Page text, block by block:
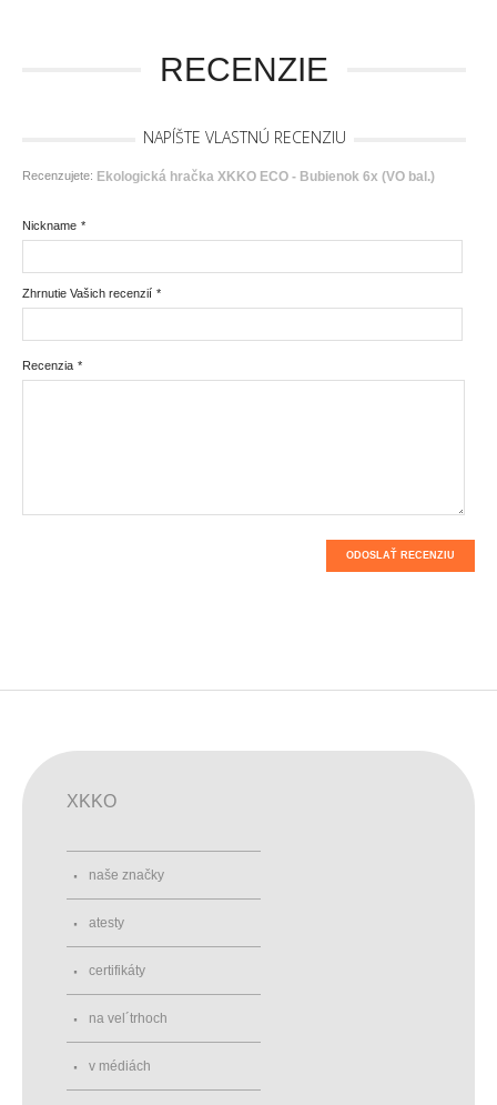
RECENZIE
NAPÍŠTE VLASTNÚ RECENZIU
Recenzujete: Ekologická hračka XKKO ECO - Bubienok 6x (VO bal.)
*
Nickname
*
Zhrnutie Vašich recenzií
*
Recenzia
ODOSLAŤ RECENZIU
XKKO
naše značky
atesty
certifikáty
na vel´trhoch
v médiách